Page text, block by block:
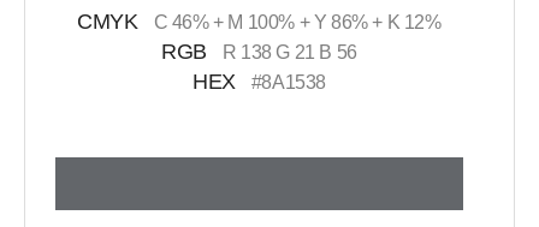
CMYK C 46% + M 100% + Y 86% + K 12%
RGB R 138 G 21 B 56
HEX #8A1538